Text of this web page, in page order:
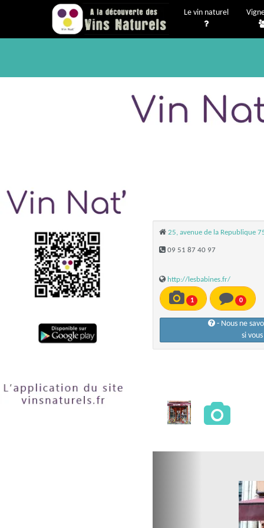
Le vin naturel
25, avenue de la Republique
09 51 87 40 97
http://lesbabines.fr/
1 0
- Nous ne
si